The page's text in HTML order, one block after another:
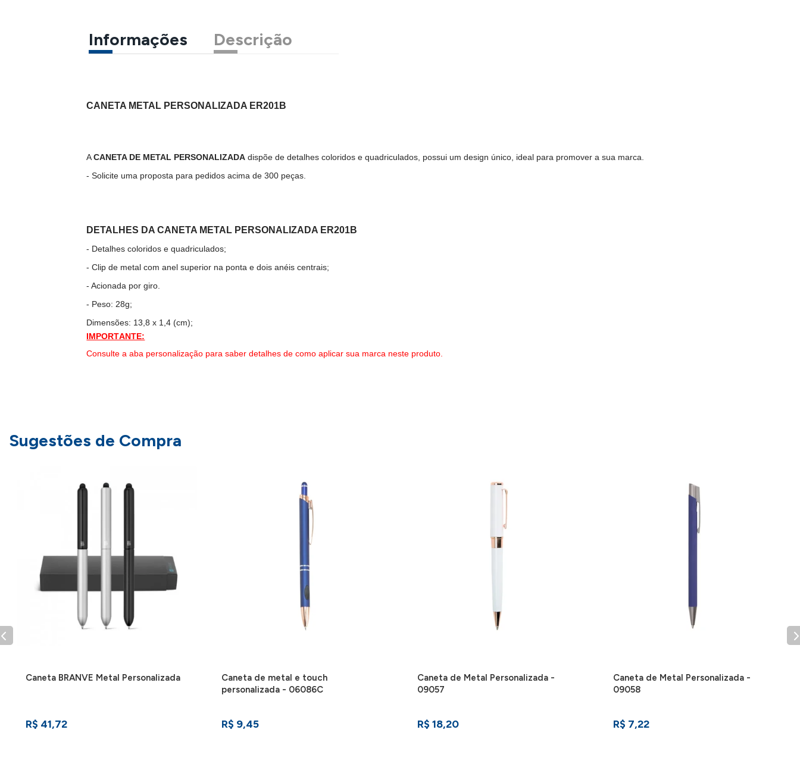
Informações Descrição
CANETA METAL PERSONALIZADA ER201B
ACANETA DE METAL PERSONALIZADA dispõe de detalhes coloridos e quadriculados, possui um design único, ideal para promover a sua marca.
- Solicite uma proposta para pedidos acima de 300 peças.
DETALHES DA CANETA METAL PERSONALIZADA ER201B
- Detalhes coloridos e quadriculados;
- Clip de metal com anel superior na ponta e dois anéis centrais;
- Acionada por giro.
- Peso: 28g;
Dimensões: 13,8 x 1,4 (cm);
IMPORTANTE:
Consulte a aba personalização para saber detalhes de como aplicar sua marca neste produto.
Sugestões de Compra
Caneta BRANVE Metal Personalizada
R$ 41,72
Caneta de metal e touch
personalizada - 06086C
R$ 9,45
Caneta de Metal Personalizada -
09057
R$ 18,20
Caneta de Metal Personalizada -
09058
R$ 7,22